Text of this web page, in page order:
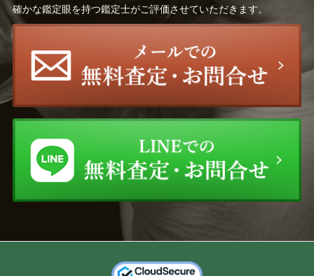
確かな鑑定眼を持つ鑑定士がご評価させていただきます。